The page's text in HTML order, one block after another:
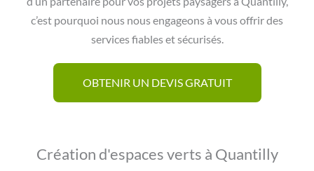
c’est pourquoi nous nous engageons à vous offrir des
services fiables et sécurisés.
OBTENIR UN DEVIS GRATUIT
Création d'espaces verts à Quantilly